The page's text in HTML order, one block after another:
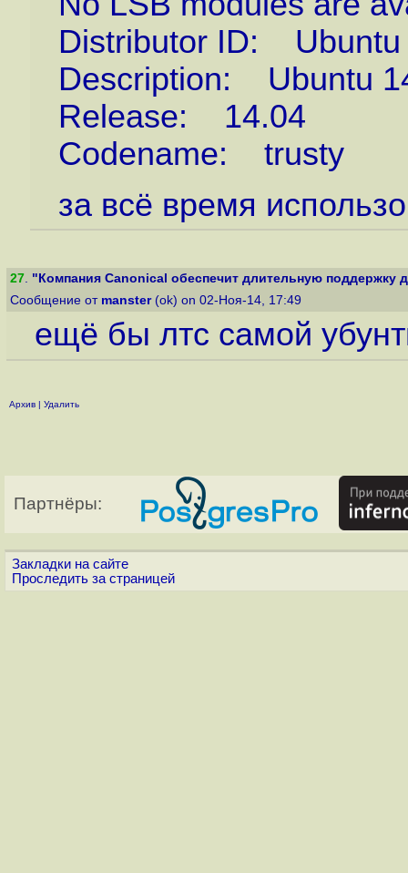
Distributor ID: Ubuntu
Description: Ubuntu
Release: 14.04
Codename: trusty
за всё время
27. "Компания Canonical обеспечит длительную поддержку
Сообщение от manster(ok) on 02-Ноя-14, 17:49
ещё бы лтс самой
Архив | Удалить
Партнёры:
Закладки на сайте
Проследить за страницей